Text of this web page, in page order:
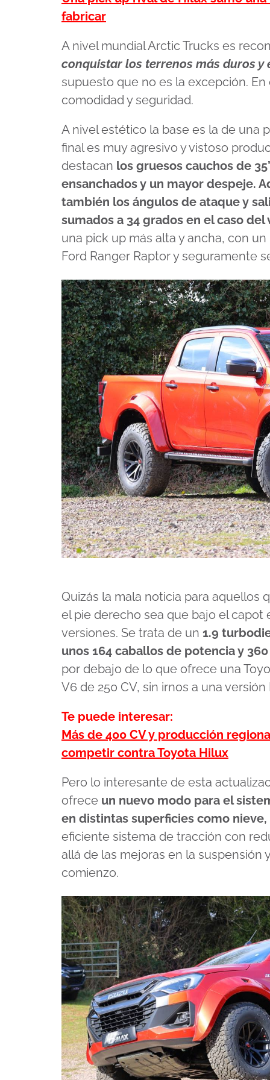
32
secondsVolume
fabricar
A nivel mundial Arctic Trucks es
conquistar los terrenos más duros y
supuesto que no es la excepción.
comodidad y seguridad.
A nivel estético la base es la de una
final es muy agresivo y vistoso
destacan los gruesos cauchos de
ensanchados y un mayor despeje.
también los ángulos de ataque y
sumados a 34 grados en el caso del
una pick up más alta y ancha, con
Ford Ranger Raptor y seguramente
Quizás la mala noticia para aquellos
el pie derecho sea que bajo el
versiones. Se trata de un 1.9
unos 164 caballos de potencia y
por debajo de lo que ofrece una
V6 de 250 CV, sin irnos a una
Te puede interesar:
Más de 400 CV y producción
competir contra Toyota Hilux
Pero lo interesante de esta
ofrece un nuevo modo para el
en distintas superficies como
eficiente sistema de tracción con
allá de las mejoras en la suspensión
comienzo.